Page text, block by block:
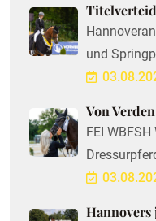
und
Von
FEI